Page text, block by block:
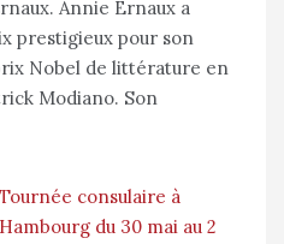
Annie Ernaux a
prestigieux pour son
Nobel de littérature en
Modiano. Son
Tournée consulaire à
Hambourg du 30 mai au 2